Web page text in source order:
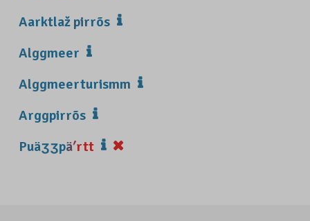
Aarktlaž pirrõs
Alggmeer
Alggmeerturismm
Arggpirrõs
Puäʒʒpäʹrtt